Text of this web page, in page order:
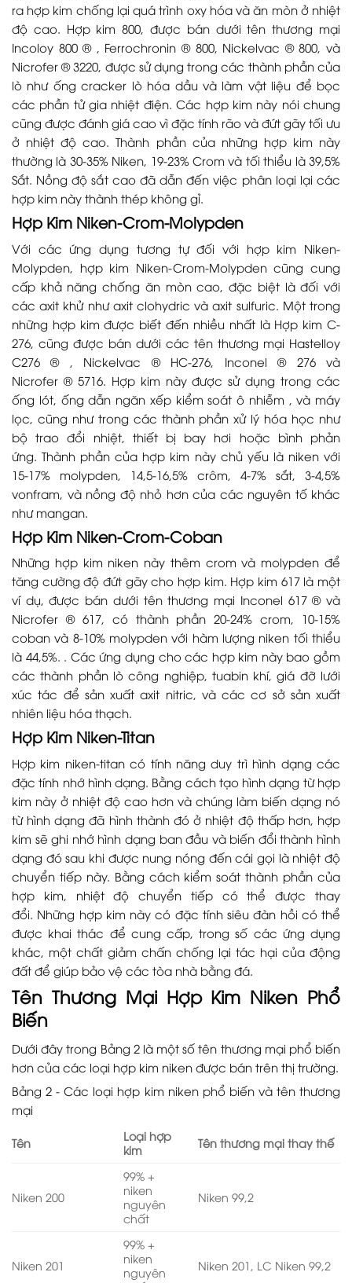
ra hợp kim chống lại quá trình oxy hóa và ăn mòn ở nhiệt
độ cao. Hợp kim 800, được bán dưới tên thương mại
Incoloy 800 ® , Ferrochronin ® 800, Nickelvac ® 800, và
Nicrofer ® 3220, được sử dụng trong các thành phần của
lò như ống cracker lò hóa dầu và làm vật liệu để bọc
các phần tử gia nhiệt điện. Các hợp kim này nói chung
cũng được đánh giá cao vì đặc tính rão và đứt gãy tối ưu
ở nhiệt độ cao. Thành phần của những hợp kim này
thường là 30-35% Niken, 19-23% Crom và tối thiểu là 39,5%
Sắt. Nồng độ sắt cao đã dẫn đến việc phân loại lại các
hợp kim này thành thép không gỉ.
Hợp Kim Niken-Crom-Molypden
Với các ứng dụng tương tự đối với hợp kim Niken-
Molypden, hợp kim Niken-Crom-Molypden cũng cung
cấp khả năng chống ăn mòn cao, đặc biệt là đối với
các axit khử như axit clohydric và axit sulfuric. Một trong
những hợp kim được biết đến nhiều nhất là Hợp kim C-
276, cũng được bán dưới các tên thương mại Hastelloy
C276 ® , Nickelvac ® HC-276, Inconel ® 276 và
Nicrofer ® 5716. Hợp kim này được sử dụng trong các
ống lót, ống dẫn ngăn xếp kiểm soát ô nhiễm , và máy
lọc, cũng như trong các thành phần xử lý hóa học như
bộ trao đổi nhiệt, thiết bị bay hơi hoặc bình phản
ứng. Thành phần của hợp kim này chủ yếu là niken với
15-17% molypden, 14,5-16,5% crôm, 4-7% sắt, 3-4,5%
vonfram, và nồng độ nhỏ hơn của các nguyên tố khác
như mangan.
Hợp Kim Niken-Crom-Coban
Những hợp kim niken này thêm crom và molypden để
tăng cường độ đứt gãy cho hợp kim. Hợp kim 617 là một
ví dụ, được bán dưới tên thương mại Inconel 617 ® và
Nicrofer ® 617, có thành phần 20-24% crom, 10-15%
coban và 8-10% molypden với hàm lượng niken tối thiểu
là 44,5%. . Các ứng dụng cho các hợp kim này bao gồm
các thành phần lò công nghiệp, tuabin khí, giá đỡ lưới
xúc tác để sản xuất axit nitric, và các cơ sở sản xuất
nhiên liệu hóa thạch.
Hợp Kim Niken-Titan
Hợp kim niken-titan có tính năng duy trì hình dạng các
đặc tính nhớ hình dạng. Bằng cách tạo hình dạng từ hợp
kim này ở nhiệt độ cao hơn và chúng làm biến dạng nó
từ hình dạng đã hình thành đó ở nhiệt độ thấp hơn, hợp
kim sẽ ghi nhớ hình dạng ban đầu và biến đổi thành hình
dạng đó sau khi được nung nóng đến cái gọi là nhiệt độ
chuyển tiếp này. Bằng cách kiểm soát thành phần của
hợp kim, nhiệt độ chuyển tiếp có thể được thay
đổi. Những hợp kim này có đặc tính siêu đàn hồi có thể
được khai thác để cung cấp, trong số các ứng dụng
khác, một chất giảm chấn chống lại tác hại của động
đất để giúp bảo vệ các tòa nhà bằng đá.
Tên Thương Mại Hợp Kim Niken Phổ
Biến
Dưới đây trong Bảng 2 là một số tên thương mại phổ biến
hơn của các loại hợp kim niken được bán trên thị trường.
Bảng 2 - Các loại hợp kim niken phổ biến và tên thương
mại
Tên
Loại hợp
kim
Tên thương mại thay thế
Niken 200
99% +
niken
nguyên
chất
Niken 99,2
Niken 201
99% +
niken
nguyên
Niken 201, LC Niken 99,2